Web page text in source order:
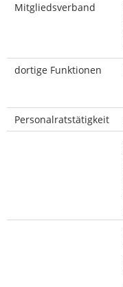
Mitgliedsverband
dortige Funktionen
Personalratstätigkeit